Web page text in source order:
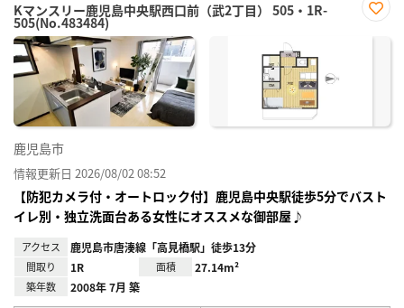
Kマンスリー鹿児島中央駅西口前（武2丁目） 505・1R-
505(No.483484)
に入
鹿児島市
情報更新日 2026/08/02 08:52
【防犯カメラ付・オートロック付】鹿児島中央駅徒歩5分でバスト
イレ別・独立洗面台ある女性にオススメな御部屋♪
アクセス 鹿児島市唐湊線「高見橋駅」徒歩13分
間取り 1R 面積 27.14m²
築年数 2008年 7月 築